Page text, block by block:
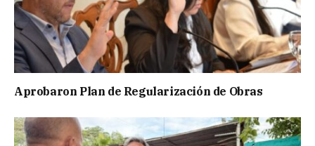
Aprobaron Plan de Regularización de Obras